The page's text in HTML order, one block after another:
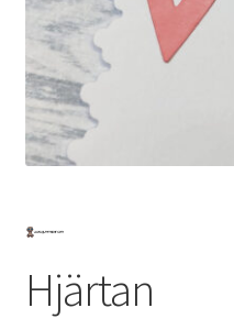
Mitt konto
Hjärtan